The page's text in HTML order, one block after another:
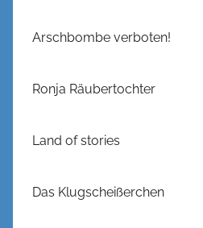
Arschbombe verboten!
Ronja Räubertochter
Land of stories
Das Klugscheißerchen